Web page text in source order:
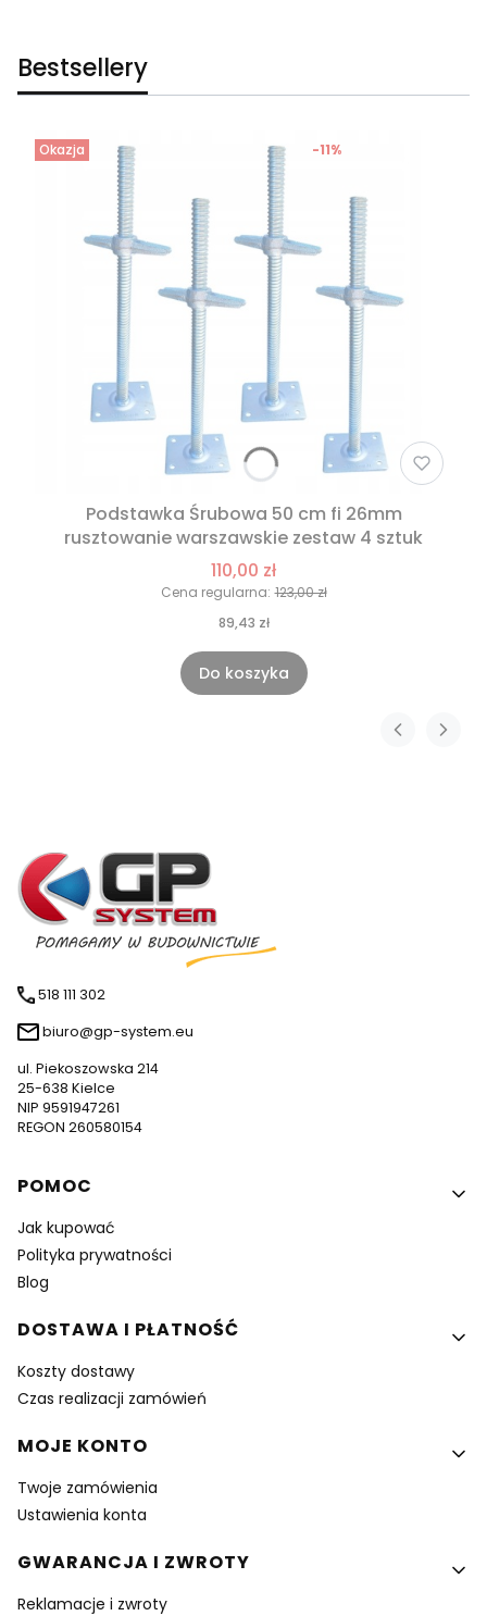
Bestsellery
Okazja
Podstawka Śrubowa 50 cm fi 26mm
rusztowanie warszawskie zestaw 4 sztuk
110,00 zł
Cena regularna: 123,00 zł
-11%
89,43 zł
Do koszyka
518 111 302
biuro@gp-system.eu
ul. Piekoszowska 214
25-638 Kielce
NIP 9591947261
REGON 260580154
Linki w stopce
POMOC
Jak kupować
Polityka prywatności
Blog
DOSTAWA I PŁATNOŚĆ
Koszty dostawy
Czas realizacji zamówień
MOJE KONTO
Twoje zamówienia
Ustawienia konta
GWARANCJA I ZWROTY
Reklamacje i zwroty